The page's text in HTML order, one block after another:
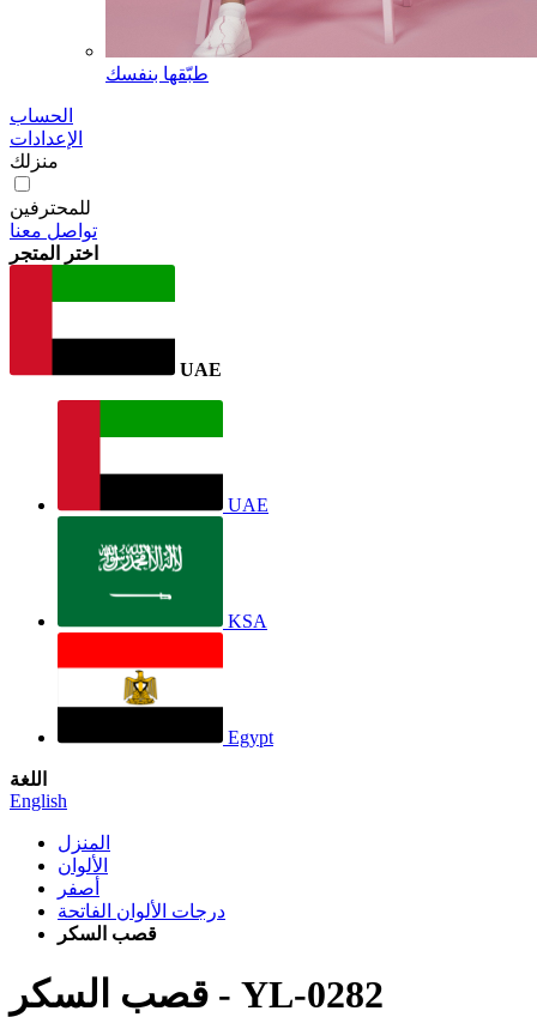
طبّقها بنفسك
الحساب
الإعدادات
منزلك
للمحترفين
تواصل معنا
اختر المتجر
UAE
UAE
KSA
Egypt
اللغة
English
المنزل
الألوان
أصفر
درجات الألوان الفاتحة
قصب السكر
- YL-0282